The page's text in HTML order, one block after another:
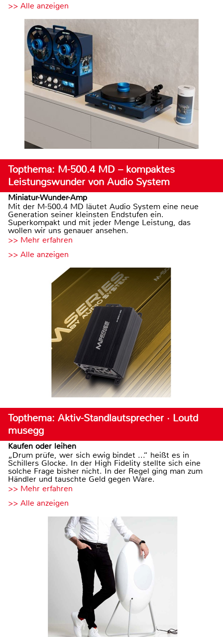
>> Alle anzeigen
Topthema: M-500.4 MD – kompaktes
Leistungswunder von Audio System
Miniatur-Wunder-Amp
Mit der M-500.4 MD läutet Audio System eine neue
Generation seiner kleinsten Endstufen ein.
Superkompakt und mit jeder Menge Leistung, das
wollen wir uns genauer ansehen.
>> Mehr erfahren
>> Alle anzeigen
Topthema: Aktiv-Standlautsprecher · Loutd
musegg
Kaufen oder leihen
„Drum prüfe, wer sich ewig bindet ...“ heißt es in
Schillers Glocke. In der High Fidelity stellte sich eine
solche Frage bisher nicht. In der Regel ging man zum
Händler und tauschte Geld gegen Ware.
>> Mehr erfahren
>> Alle anzeigen